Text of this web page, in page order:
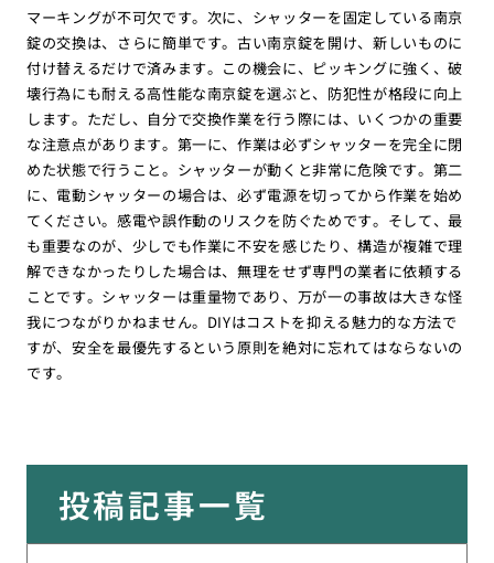
マーキングが不可欠です。次に、シャッターを固定している南京
錠の交換は、さらに簡単です。古い南京錠を開け、新しいものに
付け替えるだけで済みます。この機会に、ピッキングに強く、破
壊行為にも耐える高性能な南京錠を選ぶと、防犯性が格段に向上
します。ただし、自分で交換作業を行う際には、いくつかの重要
な注意点があります。第一に、作業は必ずシャッターを完全に閉
めた状態で行うこと。シャッターが動くと非常に危険です。第二
に、電動シャッターの場合は、必ず電源を切ってから作業を始め
てください。感電や誤作動のリスクを防ぐためです。そして、最
も重要なのが、少しでも作業に不安を感じたり、構造が複雑で理
解できなかったりした場合は、無理をせず専門の業者に依頼する
ことです。シャッターは重量物であり、万が一の事故は大きな怪
我につながりかねません。DIYはコストを抑える魅力的な方法で
すが、安全を最優先するという原則を絶対に忘れてはならないの
です。
投稿記事一覧